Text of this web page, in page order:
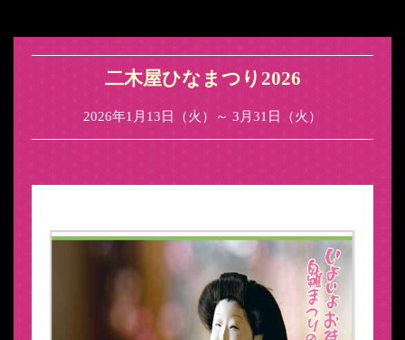
二木屋ひなまつり2026
2026年1月13日（火）～ 3月31日（火）